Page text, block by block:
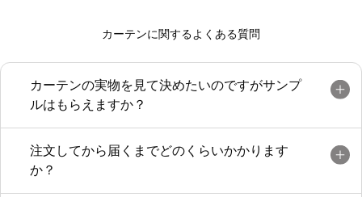
でスタッフの方と相談して決めました。 親
カーテンに関するよくある質問
カーテンの実物を見て決めたいのですがサンプ
ルはもらえますか？
注文してから届くまでどのくらいかかります
か？